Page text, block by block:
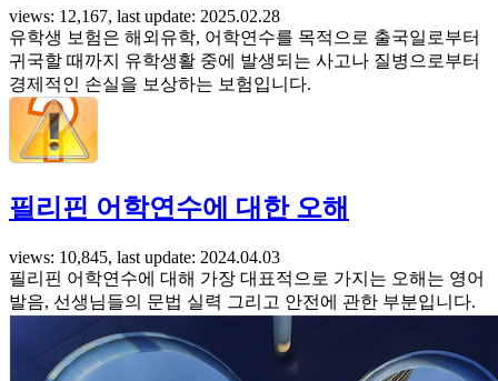
views: 12,167, last update: 2025.02.28
유학생 보험은 해외유학, 어학연수를 목적으로 출국일로부터
귀국할 때까지 유학생활 중에 발생되는 사고나 질병으로부터
경제적인 손실을 보상하는 보험입니다.
필리핀 어학연수에 대한 오해
views: 10,845, last update: 2024.04.03
필리핀 어학연수에 대해 가장 대표적으로 가지는 오해는 영어
발음, 선생님들의 문법 실력 그리고 안전에 관한 부분입니다.